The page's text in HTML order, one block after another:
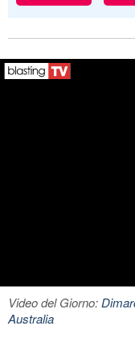
Video del Giorno:
Australia